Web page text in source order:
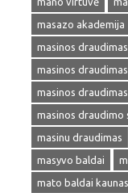
masazo akademija
masinos
masinos
masinos
masinos draudimo
masinu draudimas
masyvo baldai
mato baldai kaunas